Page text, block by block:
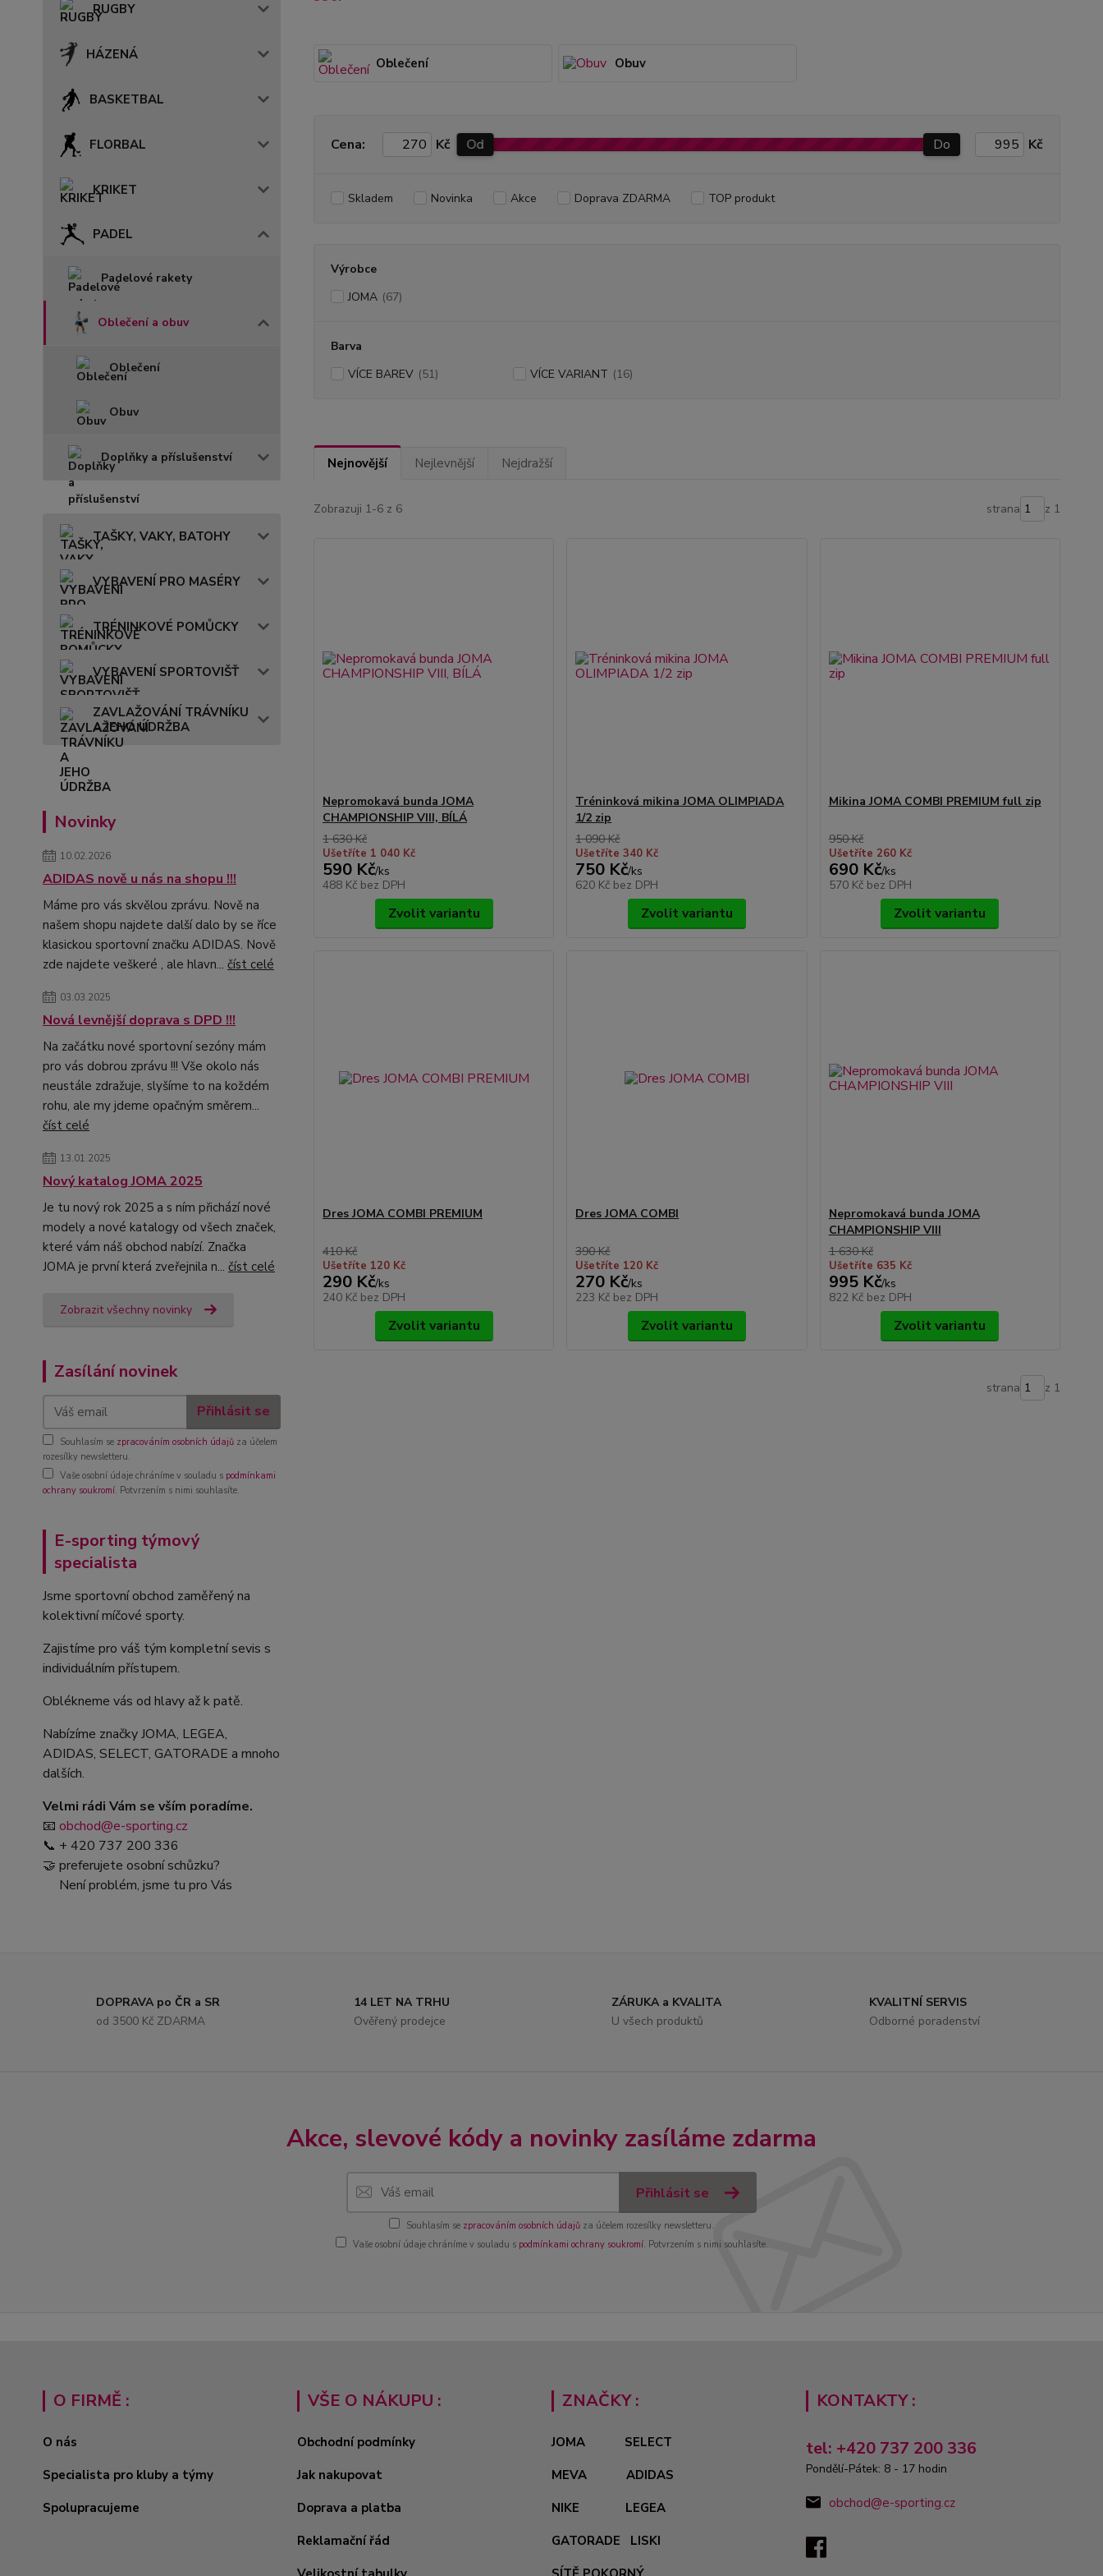
RUGBY
HÁZENÁ
BASKETBAL
FLORBAL
KRIKET
PADEL
Padelové rakety
Oblečení a obuv
Oblečení
Obuv
Doplňky a příslušenství
TAŠKY, VAKY, BATOHY
VYBAVENÍ PRO MASÉRY
TRÉNINKOVÉ POMŮCKY
VYBAVENÍ SPORTOVIŠŤ
ZAVLAŽOVÁNÍ TRÁVNÍKU
A JEHO ÚDRŽBA
Novinky
10.02.2026
ADIDAS nově u nás na shopu !!!
Máme pro vás skvělou zprávu. Nově na
našem shopu najdete další dalo by se říce
klasickou sportovní značku ADIDAS. Nově
zde najdete veškeré , ale hlavn... číst celé
03.03.2025
Nová levnější doprava s DPD !!!
Na začátku nové sportovní sezóny mám
pro vás dobrou zprávu !!! Vše okolo nás
neustále zdražuje, slyšíme to na koždém
rohu, ale my jdeme opačným směrem...
číst celé
13.01.2025
Nový katalog JOMA 2025
Je tu nový rok 2025 a s ním přichází nové
modely a nové katalogy od všech značek,
které vám náš obchod nabízí. Značka
JOMA je první která zveřejnila n... číst celé
Zobrazit všechny novinky
Zasílání novinek
Přihlásit se
Souhlasím se zpracováním osobních údajů za účelem
rozesílky newsletteru.
Vaše osobní údaje chráníme v souladu s podmínkami
ochrany soukromí. Potvrzením s nimi souhlasíte.
E-sporting týmový
specialista
Jsme sportovní obchod zaměřený na
kolektivní míčové sporty.
Zajistíme pro váš tým kompletní sevis s
individuálním přístupem.
Oblékneme vás od hlavy až k patě.
Nabízíme značky JOMA, LEGEA,
ADIDAS, SELECT, GATORADE a mnoho
dalších.
Velmi rádi Vám se vším poradíme.
📧 obchod@e-sporting.cz
📞 + 420 737 200 336
🤝 preferujete osobní schůzku?
Není problém, jsme tu pro Vás
Oblečení Obuv
Cena: Kč Od Do Kč
Skladem Novinka Akce Doprava ZDARMA TOP produkt
Výrobce
JOMA (67)
Barva
VÍCE BAREV (51) VÍCE VARIANT (16)
Nejnovější Nejlevnější Nejdražší
Zobrazuji 1-6 z 6 strana z 1
Nepromokavá bunda JOMA
CHAMPIONSHIP VIII, BÍLÁ
1 630 Kč
Ušetříte 1 040 Kč
590 Kč/ks
488 Kč bez DPH
Zvolit variantu
Tréninková mikina JOMA OLIMPIADA
1/2 zip
1 090 Kč
Ušetříte 340 Kč
750 Kč/ks
620 Kč bez DPH
Zvolit variantu
Mikina JOMA COMBI PREMIUM full zip
950 Kč
Ušetříte 260 Kč
690 Kč/ks
570 Kč bez DPH
Zvolit variantu
Dres JOMA COMBI PREMIUM
410 Kč
Ušetříte 120 Kč
290 Kč/ks
240 Kč bez DPH
Zvolit variantu
Dres JOMA COMBI
390 Kč
Ušetříte 120 Kč
270 Kč/ks
223 Kč bez DPH
Zvolit variantu
Nepromokavá bunda JOMA
CHAMPIONSHIP VIII
1 630 Kč
Ušetříte 635 Kč
995 Kč/ks
822 Kč bez DPH
Zvolit variantu
strana z 1
DOPRAVA po ČR a SR
od 3500 Kč ZDARMA
14 LET NA TRHU
Ověřený prodejce
ZÁRUKA a KVALITA
U všech produktů
KVALITNÍ SERVIS
Odborné poradenství
Akce, slevové kódy a novinky zasíláme zdarma
Přihlásit se
Souhlasím se zpracováním osobních údajů za účelem rozesílky newsletteru.
Vaše osobní údaje chráníme v souladu s podmínkami ochrany soukromí. Potvrzením s nimi souhlasíte.
O FIRMĚ :
O nás
Specialista pro kluby a týmy
Spolupracujeme
VŠE O NÁKUPU :
Obchodní podmínky
Jak nakupovat
Doprava a platba
Reklamační řád
ZNAČKY :
JOMA
SELECT
MEVA
ADIDAS
NIKE
LEGEA
GATORADE
LISKI
KONTAKTY :
tel: +420 737 200 336
Pondělí-Pátek: 8 - 17 hodin
obchod@e-sporting.cz